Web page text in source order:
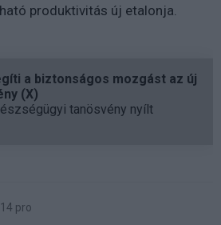
produktivitás új etalonja.
a biztonságos mozgást az új
(X)
tanösvény nyílt
pro